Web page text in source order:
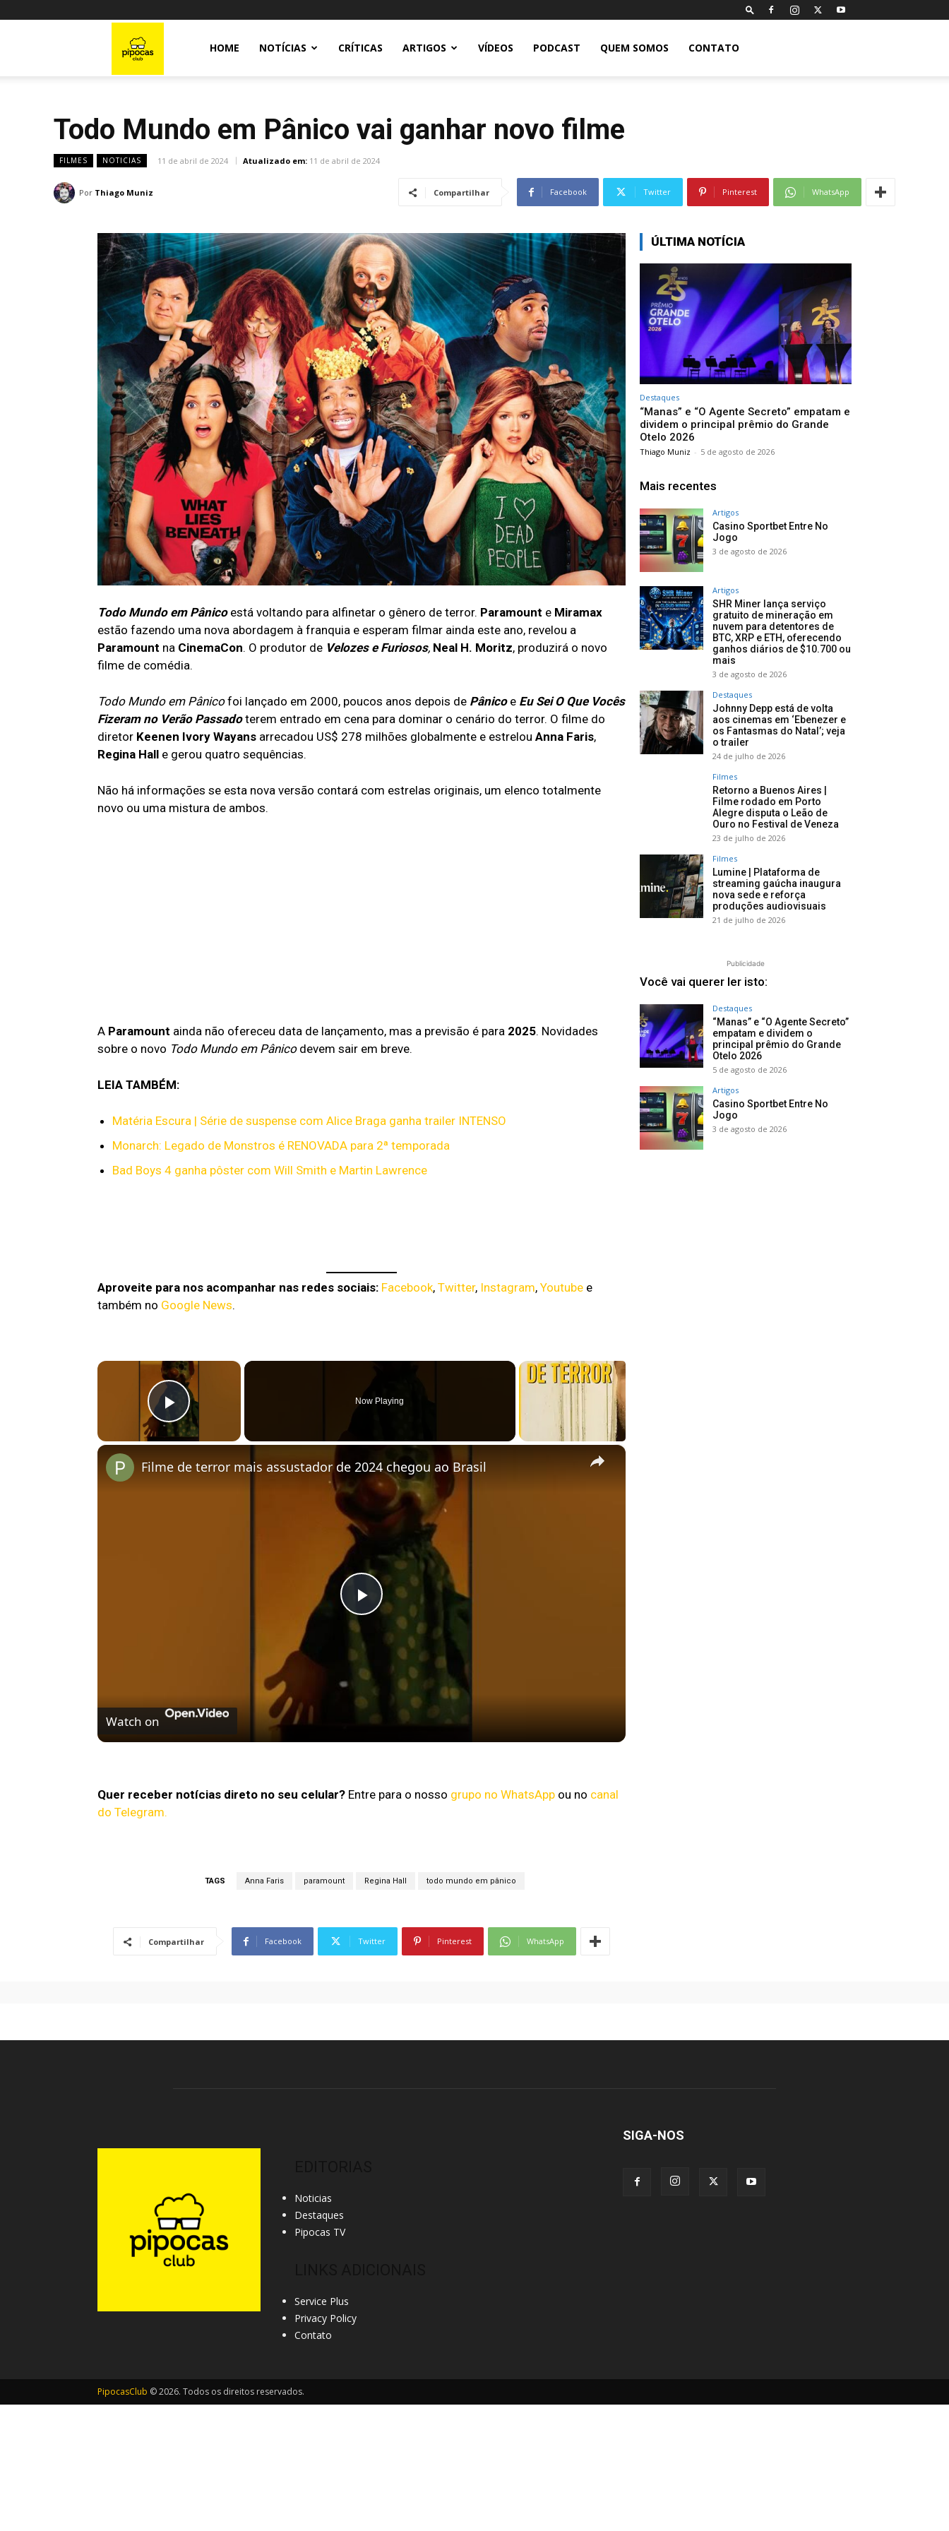
HOME NOTÍCIAS CRÍTICAS ARTIGOS VÍDEOS PODCAST QUEM SOMOS CONTATO
Todo Mundo em Pânico vai ganhar novo filme
FILMES NOTICIAS 11 de abril de 2024 Atualizado em: 11 de abril de 2024
Por Thiago Muniz Compartilhar Facebook Twitter Pinterest WhatsApp
Todo Mundo em Pânicoestá voltando para alfinetar o gênero de terror. Paramount e Miramax
estão fazendo uma nova abordagem à franquia e esperam filmar ainda este ano, revelou a
Paramount na CinemaCon. O produtor de Velozes e Furiosos, Neal H. Moritz, produzirá o novo
filme de comédia.
Todo Mundo em Pânicofoi lançado em 2000, poucos anos depois de Pânico e Eu Sei O Que Vocês
Fizeram no Verão Passadoterem entrado em cena para dominar o cenário do terror. O filme do
diretor Keenen Ivory Wayans arrecadou US$ 278 milhões globalmente e estrelou Anna Faris,
Regina Hall e gerou quatro sequências.
Não há informações se esta nova versão contará com estrelas originais, um elenco totalmente
novo ou uma mistura de ambos.
A Paramount ainda não ofereceu data de lançamento, mas a previsão é para 2025. Novidades
sobre o novo Todo Mundo em Pânico devem sair em breve.
LEIA TAMBÉM:
Matéria Escura | Série de suspense com Alice Braga ganha trailer INTENSO
Monarch: Legado de Monstros é RENOVADA para 2ª temporada
Bad Boys 4 ganha pôster com Will Smith e Martin Lawrence
Aproveite para nos acompanhar nas redes sociais: Facebook, Twitter, Instagram, Youtube e
também no Google News.
×
Play Video
Now Playing
×
Play
Video
Filme de terror mais assustador de 2024 chegou ao Brasil
Watch on
Quer receber notícias direto no seu celular? Entre para o nosso grupo no WhatsApp ou no canal
do Telegram.
TAGS Anna Faris paramount Regina Hall todo mundo em pânico
Compartilhar Facebook Twitter Pinterest WhatsApp
ÚLTIMA NOTÍCIA
Destaques
“Manas” e “O Agente Secreto” empatam e
dividem o principal prêmio do Grande
Otelo 2026
Thiago Muniz - 5 de agosto de 2026
Mais recentes
Artigos
Casino Sportbet Entre No
Jogo
3 de agosto de 2026
Artigos
SHR Miner lança serviço
gratuito de mineração em
nuvem para detentores de
BTC, XRP e ETH, oferecendo
ganhos diários de $10.700 ou
mais
3 de agosto de 2026
Destaques
Johnny Depp está de volta
aos cinemas em ‘Ebenezer e
os Fantasmas do Natal’; veja
o trailer
24 de julho de 2026
Filmes
Retorno a Buenos Aires |
Filme rodado em Porto
Alegre disputa o Leão de
Ouro no Festival de Veneza
23 de julho de 2026
Filmes
Lumine | Plataforma de
streaming gaúcha inaugura
nova sede e reforça
produções audiovisuais
21 de julho de 2026
Publicidade
Você vai querer ler isto:
Destaques
“Manas” e “O Agente Secreto”
empatam e dividem o
principal prêmio do Grande
Otelo 2026
5 de agosto de 2026
Artigos
Casino Sportbet Entre No
Jogo
3 de agosto de 2026
Noticias
Destaques
Pipocas TV
Service Plus
Privacy Policy
Contato
SIGA-NOS
PipocasClub © 2026. Todos os direitos reservados.